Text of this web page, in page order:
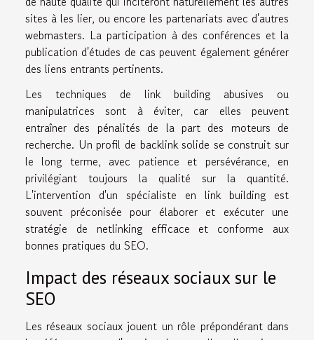
sites à les lier, ou encore les partenariats avec d'autres
webmasters. La participation à des conférences et la
publication d'études de cas peuvent également générer
des liens entrants pertinents.
Les techniques de link building abusives ou
manipulatrices sont à éviter, car elles peuvent
entraîner des pénalités de la part des moteurs de
recherche. Un profil de backlink solide se construit sur
le long terme, avec patience et persévérance, en
privilégiant toujours la qualité sur la quantité.
L'intervention d'un spécialiste en link building est
souvent préconisée pour élaborer et exécuter une
stratégie de netlinking efficace et conforme aux
bonnes pratiques du SEO.
Impact des réseaux sociaux sur le
SEO
Les réseaux sociaux jouent un rôle prépondérant dans